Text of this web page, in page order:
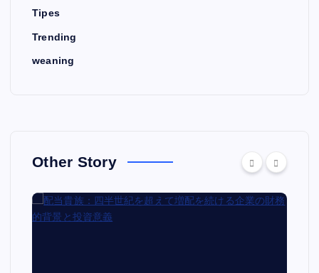
Tipes
Trending
weaning
Other Story